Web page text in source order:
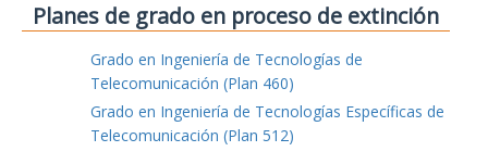
Planes de grado en proceso de extinción
Grado en Ingeniería de Tecnologías de
Telecomunicación (Plan 460)
Grado en Ingeniería de Tecnologías Específicas de
Telecomunicación (Plan 512)